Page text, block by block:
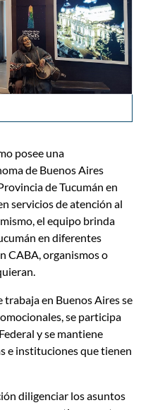
posee una
de Buenos Aires
de Tucumán en
servicios de atención al
el equipo brinda
en diferentes
CABA, organismos o
en Buenos Aires se
se participa
y se mantiene
e instituciones que tienen
diligenciar los asuntos